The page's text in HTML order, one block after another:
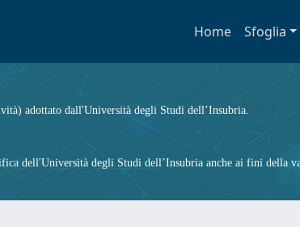
Home Sfoglia
adottato dall'Università degli Studi dell’Insubria.
dell'Università degli Studi dell’Insubria anche ai fini della